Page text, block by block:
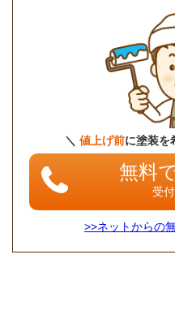
外壁
パー
トナ
ーズ
＼ 値上げ前に塗装を
無料
受
>>ネットからの